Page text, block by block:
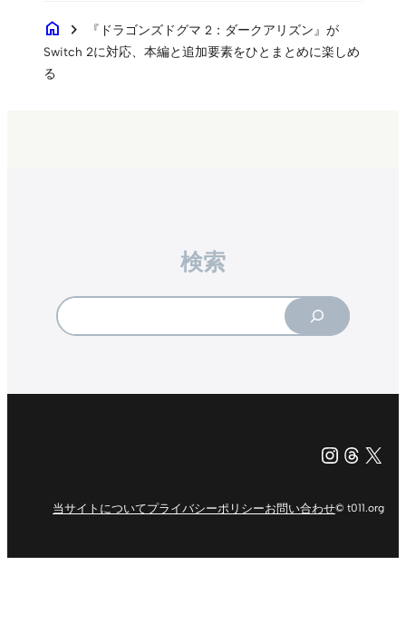
home chevron_right
『ドラゴンズドグマ 2：ダークアリズン』が
Switch 2に対応、本編と追加要素をひとまとめに楽しめ
る
検索
X（旧
当サイトについてプライバシーポリシーお問い合わせ© t011.org